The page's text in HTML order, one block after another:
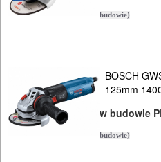
150mm
300mm
szlifierki
mimośrod.
budowie)
BOSCH
125mm
w budowie
budowie)